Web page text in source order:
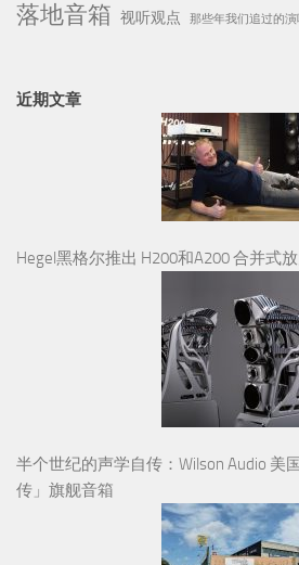
落地音箱 视听观点 那些年我们追过的演
近期文章
Hegel黑格尔推出 H200和A200 合并式
半个世纪的声学自传：Wilson Audio 美
传」旗舰音箱